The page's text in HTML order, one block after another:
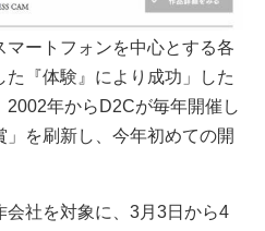
ートフォンを中心とする各
『体験』により成功」した
年からD2Cが毎年開催し
を刷新し、今年初めての開
社を対象に、3月3日から4